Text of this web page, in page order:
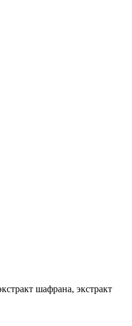
шафрана, экстракт